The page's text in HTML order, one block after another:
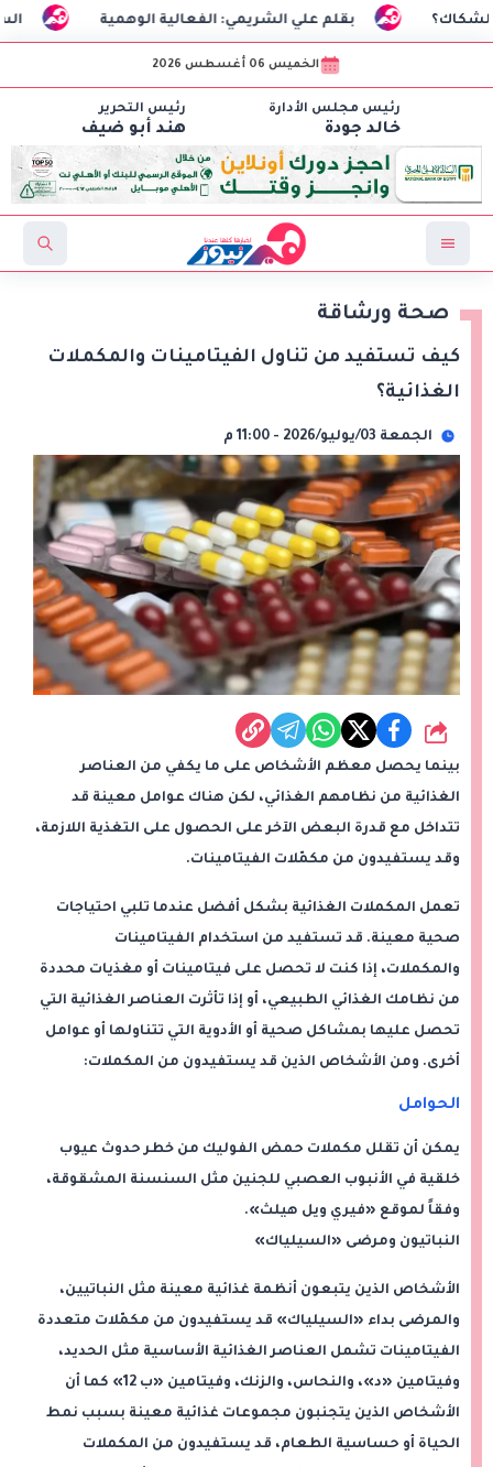
السفير التركي: بقلم علي الشريمي: الفعالية الوهمية
الخميس 06 أغسطس 2026
رئيس مجلس الأدارة
خالد جودة
رئيس التحرير
هند أبو ضيف
صحة ورشاقة
كيف تستفيد من تناول الفيتامينات والمكملات
الغذائية؟
الجمعة 03/يوليو/2026 - 11:00 م
شارك
بينما يحصل معظم الأشخاص على ما يكفي من العناصر
الغذائية من نظامهم الغذائي، لكن هناك عوامل معينة قد
تتداخل مع قدرة البعض الآخر على الحصول على التغذية اللازمة،
وقد يستفيدون من مكمّلات الفيتامينات.
تعمل المكملات الغذائية بشكل أفضل عندما تلبي احتياجات
صحية معينة. قد تستفيد من استخدام الفيتامينات
والمكملات، إذا كنت لا تحصل على فيتامينات أو مغذيات محددة
من نظامك الغذائي الطبيعي، أو إذا تأثرت العناصر الغذائية التي
تحصل عليها بمشاكل صحية أو الأدوية التي تتناولها أو عوامل
أخرى. ومن الأشخاص الذين قد يستفيدون من المكملات:
الحوامل
يمكن أن تقلل مكملات حمض الفوليك من خطر حدوث عيوب
خلقية في الأنبوب العصبي للجنين مثل السنسنة المشقوقة،
وفقاً لموقع «فيري ويل هيلث».
النباتيون ومرضى «السيلياك»
الأشخاص الذين يتبعون أنظمة غذائية معينة مثل النباتيين،
والمرضى بداء «السيلياك» قد يستفيدون من مكمّلات متعددة
الفيتامينات تشمل العناصر الغذائية الأساسية مثل الحديد،
وفيتامين «د»، والنحاس، والزنك، وفيتامين «ب 12» كما أن
الأشخاص الذين يتجنبون مجموعات غذائية معينة بسبب نمط
الحياة أو حساسية الطعام، قد يستفيدون من المكملات